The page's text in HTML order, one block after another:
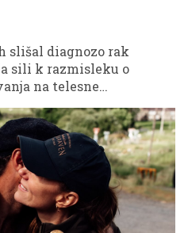
slišal diagnozo rak
sili k razmisleku o
na telesne
ki lahko rešijo